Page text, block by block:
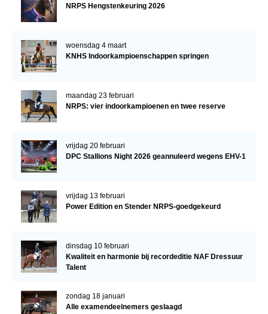
NRPS Hengstenkeuring 2026
woensdag 4 maart
KNHS Indoorkampioenschappen springen
maandag 23 februari
NRPS: vier indoorkampioenen en twee reserve
vrijdag 20 februari
DPC Stallions Night 2026 geannuleerd wegens EHV-1
vrijdag 13 februari
Power Edition en Stender NRPS-goedgekeurd
dinsdag 10 februari
Kwaliteit en harmonie bij recordeditie NAF Dressuur
Talent
zondag 18 januari
Alle examendeelnemers geslaagd